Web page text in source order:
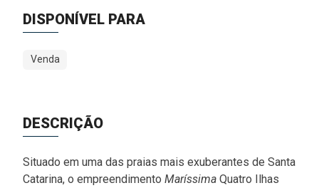
DISPONÍVEL PARA
Venda
DESCRIÇÃO
Situado em uma das praias mais exuberantes de Santa
Catarina, o empreendimento Maríssima Quatro Ilhas